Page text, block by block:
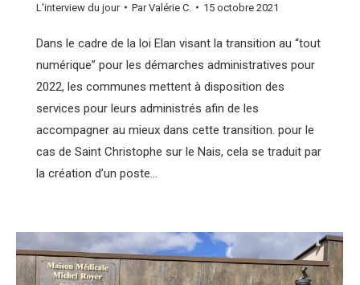
L'interview du jour ParValérie C. 15 octobre 2021
Dans le cadre de la loi Elan visant la transition au “tout
numérique” pour les démarches administratives pour
2022, les communes mettent à disposition des
services pour leurs administrés afin de les
accompagner au mieux dans cette transition. pour le
cas de Saint Christophe sur le Nais, cela se traduit par
la création d’un poste…